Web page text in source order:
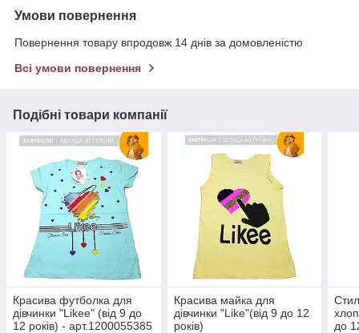
Умови повернення
Повернення товару впродовж 14 днів за домовленістю
Всі умови повернення
Подібні товари компанії
Красива футболка для
дівчинки "Likee" (від 9 до
12 років) - арт.1200055385
Красива майка для
дівчинки "Like"(від 9 до 12
років)
до